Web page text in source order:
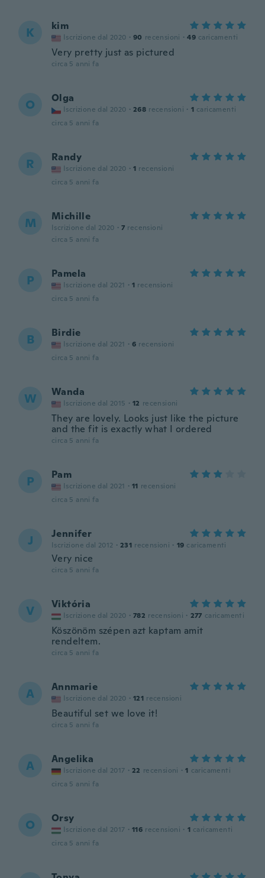
K kim
Iscrizione dal 2020 · 90 recensioni · 49 caricamenti
Very pretty just as pictured
circa 5 anni fa
O Olga
Iscrizione dal 2020 · 268 recensioni · 1 caricamenti
circa 5 anni fa
R Randy
Iscrizione dal 2020 · 1 recensioni
circa 5 anni fa
M Michille
Iscrizione dal 2020 · 7 recensioni
circa 5 anni fa
P Pamela
Iscrizione dal 2021 · 1 recensioni
circa 5 anni fa
B Birdie
Iscrizione dal 2021 · 6 recensioni
circa 5 anni fa
W Wanda
Iscrizione dal 2015 · 12 recensioni
They are lovely. Looks just like the picture
and the fit is exactly what I ordered
circa 5 anni fa
P Pam
Iscrizione dal 2021 · 11 recensioni
circa 5 anni fa
J Jennifer
Iscrizione dal 2012 · 231 recensioni · 19 caricamenti
Very nice
circa 5 anni fa
V Viktória
Iscrizione dal 2020 · 782 recensioni · 277 caricamenti
Köszönöm szépen azt kaptam amit
rendeltem.
circa 5 anni fa
A Annmarie
Iscrizione dal 2020 · 121 recensioni
Beautiful set we love it!
circa 5 anni fa
A Angelika
Iscrizione dal 2017 · 22 recensioni · 1 caricamenti
circa 5 anni fa
O Orsy
Iscrizione dal 2017 · 116 recensioni · 1 caricamenti
circa 5 anni fa